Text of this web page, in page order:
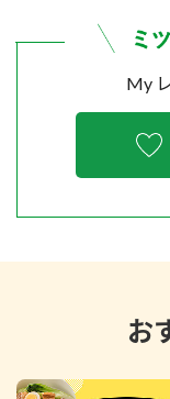
My
お